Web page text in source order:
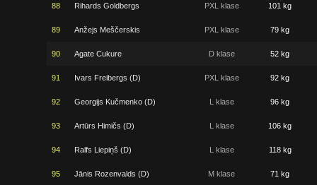
88 Rihards Goldbergs PXL klase 101 kg
89 Anžejs Meščerskis PXL klase 79 kg
90 Agate Cukure D klase 52 kg
91 Ivars Freibergs (D) PXL klase 92 kg
92 Georgijs Kučmenko (D) L klase 96 kg
93 Artūrs Himičs (D) L klase 106 kg
94 Ralfs Liepiņš (D) L klase 118 kg
95 Jānis Rozenvalds (D) M klase 71 kg